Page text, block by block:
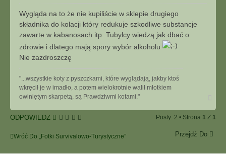
j
s
t
Wygląda na to że nie kupiliście w sklepie drugiego
składnika do kolacji który redukuje szkodliwe substancje
zawarte w kabanosach itp. Tubylcy wiedzą jak dbać o
zdrowie i dlatego mają spory wybór alkoholu
Nie zazdroszczę
"...wszystkie koty z pyszczkami, które wyglądają, jakby ktoś
wkręcił je w imadło, a potem wielokrotnie walił młotkiem
owiniętym skarpetą, są Prawdziwmi kotami."
g
ó
ę
ODPOWIEDZ Posty: 2 • Strona 1 Z 1
Wróć Do „Fotki Survivalowo-Turystyczne” Przejdź Do